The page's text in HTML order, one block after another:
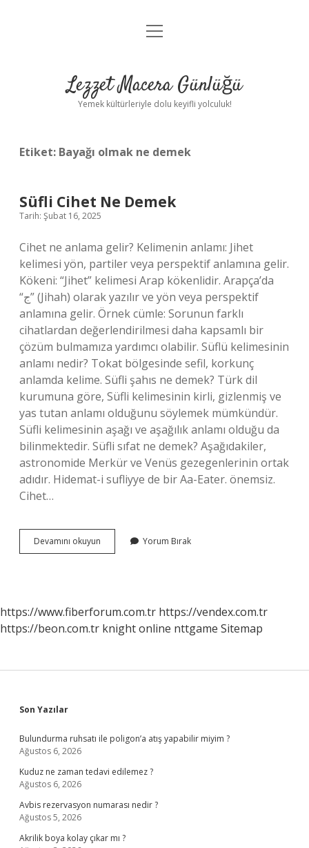
Anasayfa
Yasal Uyarı
menüyü
Lezzet Macera Günlüğü
Yemek kültürleriyle dolu keyifli yolculuk!
Etiket: Bayağı olmak ne demek
Süfli Cihet Ne Demek
Tarih: Şubat 16, 2025
Cihet ne anlama gelir? Kelimenin anlamı: Jihet
kelimesi yön, partiler veya perspektif anlamına gelir.
Kökeni: “Jihet” kelimesi Arap kökenlidir. Arapça’da
“ج” (Jihah) olarak yazılır ve yön veya perspektif
anlamına gelir. Örnek cümle: Sorunun farklı
cihatlardan değerlendirilmesi daha kapsamlı bir
çözüm bulmamıza yardımcı olabilir. Süflü kelimesinin
anlamı nedir? Tokat bölgesinde sefil, korkunç
anlamda kelime. Süfli şahıs ne demek? Türk dil
kurumuna göre, Süfli kelimesinin kirli, gizlenmiş ve
yas tutan anlamı olduğunu söylemek mümkündür.
Süfli kelimesinin aşağı ve aşağılık anlamı olduğu da
bilinmektedir. Süfli sıfat ne demek? Aşağıdakiler,
astronomide Merkür ve Venüs gezegenlerinin ortak
adıdır. Hidemat-i sufliyye de bir Aa-Eater. önemsiz.
Cihet…
Devamını okuyun
Cihet
Yorum Bırak
https://www.fiberforum.com.tr https://vendex.com.tr
https://beon.com.tr knight online nttgame Sitemap
Sidebar
Son Yazılar
Bulundurma ruhsatı ile poligon’a atış yapabilir miyim ?
Ağustos 6, 2026
Kuduz ne zaman tedavi edilemez ?
Ağustos 6, 2026
Avbis rezervasyon numarası nedir ?
Ağustos 5, 2026
Akrilik boya kolay çıkar mı ?